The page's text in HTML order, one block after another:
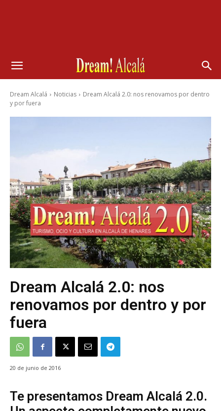
Dream Alcalá Noticias
Dream Alcalá 2.0: nos renovamos por dentro
y por fuera
Dream Alcalá 2.0: nos
renovamos por dentro y por
fuera
20 de junio de 2016
Te presentamos Dream Alcalá 2.0.